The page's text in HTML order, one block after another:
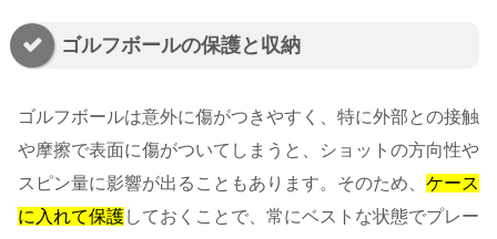
ゴルフボールの保護と収納
ゴルフボールは意外に傷がつきやすく、特に外部との接触
や摩擦で表面に傷がついてしまうと、ショットの方向性や
スピン量に影響が出ることもあります。そのため、 ケース
に入れて保護しておくことで、常にベストな状態でプレー